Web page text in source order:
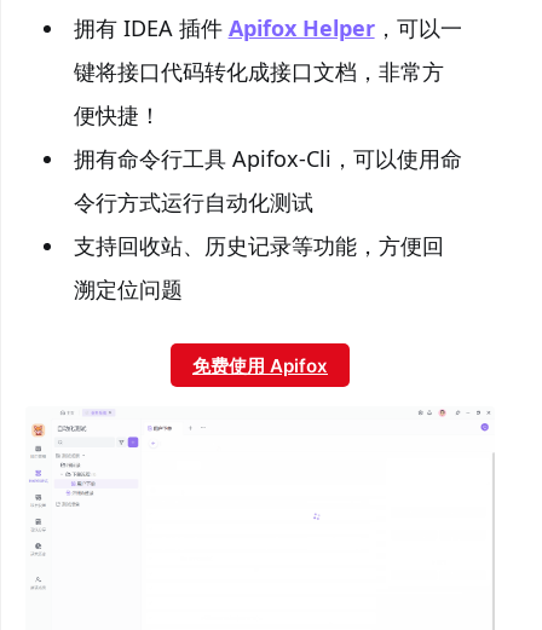
拥有 IDEA 插件 Apifox Helper，可以一
键将接口代码转化成接口文档，非常方
便快捷！
拥有命令行工具 Apifox-Cli，可以使用命
令行方式运行自动化测试
支持回收站、历史记录等功能，方便回
溯定位问题
免费使用 Apifox